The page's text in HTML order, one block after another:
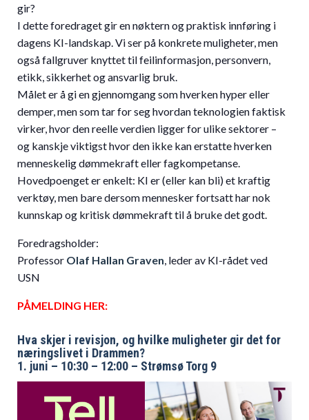
gir?
I dette foredraget gir en nøktern og praktisk innføring i
dagens KI-landskap. Vi ser på konkrete muligheter, men
også fallgruver knyttet til feilinformasjon, personvern,
etikk, sikkerhet og ansvarlig bruk.
Målet er å gi en gjennomgang som hverken hyper eller
demper, men som tar for seg hvordan teknologien faktisk
virker, hvor den reelle verdien ligger for ulike sektorer –
og kanskje viktigst hvor den ikke kan erstatte hverken
menneskelig dømmekraft eller fagkompetanse.
Hovedpoenget er enkelt: KI er (eller kan bli) et kraftig
verktøy, men bare dersom mennesker fortsatt har nok
kunnskap og kritisk dømmekraft til å bruke det godt.
Foredragsholder:
Professor Olaf Hallan Graven , leder av KI-rådet ved
USN
PÅMELDING HER:
Hva skjer i revisjon, og hvilke muligheter gir det for
næringslivet i Drammen?
1. juni – 10:30 – 12:00 – Strømsø Torg 9